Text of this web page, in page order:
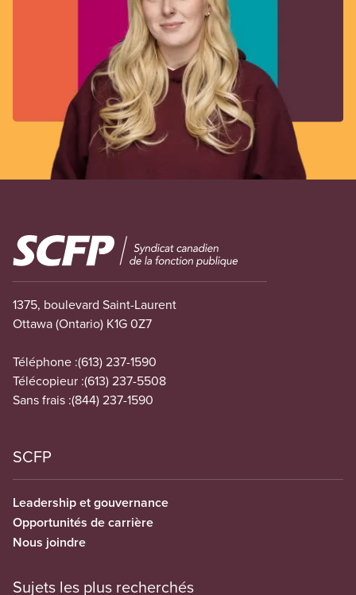
Image
1375, boulevard Saint-Laurent
Ottawa (Ontario) K1G 0Z7
Téléphone :(613) 237-1590
Télécopieur :(613) 237-5508
Sans frais :(844) 237-1590
SCFP
Leadership et gouvernance
Opportunités de carrière
Nous joindre
Sujets les plus recherchés